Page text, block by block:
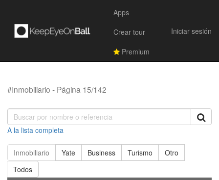
Apps
Crear tour
Premium
Iniciar sesión
#Inmobiliario - Página 15/142
A la lista completa
Inmobiliario Yate Business Turismo
Otro
Todos